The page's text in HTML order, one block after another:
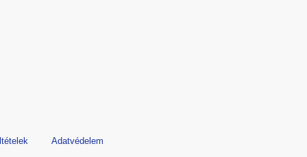
Adatvédelem